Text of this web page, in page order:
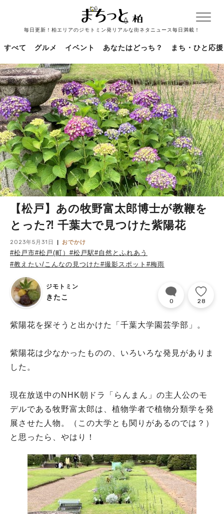
毎日更新！柏エリアのジモトミン発リアルな街ネタニュース毎日満載！
すべて グルメ イベント あなたはどっち？ まち・ひと応援
【松戸】あの牧野富太郎博士が教鞭を
とった⁈ 千葉大で見つけた紫陽花
2023年5月31日 おでかけ
#松戸市#松戸(町） #松戸駅#自然とふれあう
#教えたい/こんなの見つけた#撮影スポット #梅雨
ジモトミン
きたこ 0 28
紫陽花を探そうと出かけた「千葉大学園芸学部」。
紫陽花は少なかったものの、いろいろな発見がありま
した。
現在放送中のNHK朝ドラ「らんまん」の主人公のモ
デルである牧野富太郎は、植物学者で植物分類学を発
展させた人物。（この大学とも関りがあるのでは？）
と思ったら、やはり！